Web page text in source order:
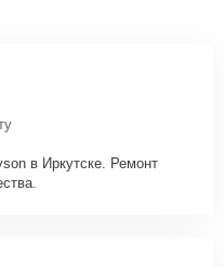
в Иркутске. Ремонт